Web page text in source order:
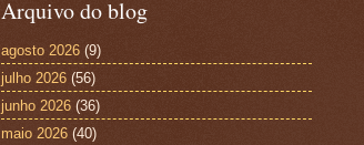
Arquivo do blog
agosto 2026 (9)
julho 2026 (56)
junho 2026 (36)
maio 2026 (40)